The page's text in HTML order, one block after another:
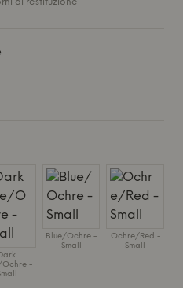
Dark
Ochre -
Blue/Ochre -
Small
Ochre/Red -
Small